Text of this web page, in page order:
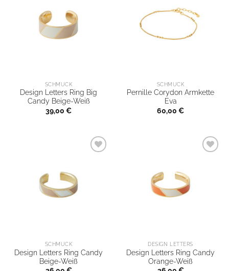
SCHMUCK
Design Letters Ring Big
Candy Beige-Weiß
39,00 €
SCHMUCK
Pernille Corydon Armkette
Eva
60,00 €
SCHMUCK
Design Letters Ring Candy
Beige-Weiß
DESIGN LETTERS
Design Letters Ring Candy
Orange-Weiß